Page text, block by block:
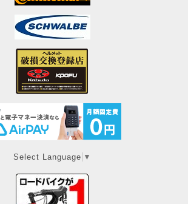
Select Language ▼